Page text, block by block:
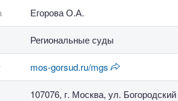
Егорова О.А.
Региональные суды
mos-gorsud.ru/mgs
107076, г. Москва, ул.